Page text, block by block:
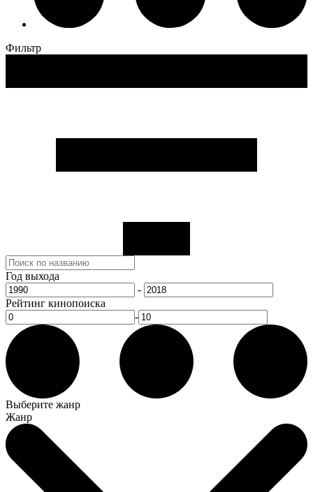
Фильтр
Год выхода
-
Рейтинг кинопоиска
-
Выберите жанр
Жанр